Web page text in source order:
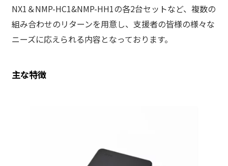
NX1＆NMP-HC1&NMP-HH1の各2台セットなど、複数の
組み合わせのリターンを用意し、支援者の皆様の様々な
ニーズに応えられる内容となっております。
主な特徴